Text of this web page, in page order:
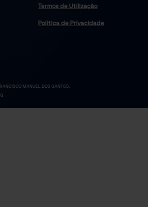
Termos de Utilização
Política de Privacidade
MANUEL DOS SANTOS.